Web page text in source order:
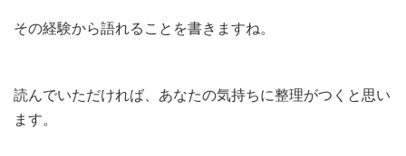
その経験から語れることを書きますね。
読んでいただければ、あなたの気持ちに整理がつくと思い
ます。